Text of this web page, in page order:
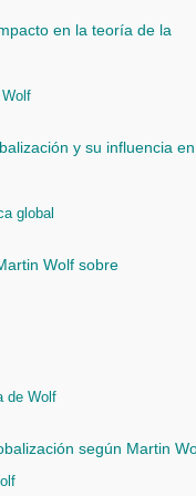
en la teoría de la
y su influencia
global
Wolf sobre
de Wolf
según Martin